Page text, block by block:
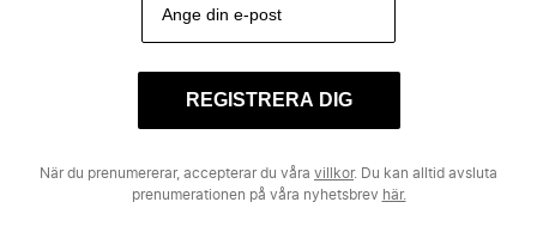
REGISTRERA DIG
När du prenumererar, accepterar du våra villkor. Du kan alltid avsluta
prenumerationen på våra nyhetsbrev här.